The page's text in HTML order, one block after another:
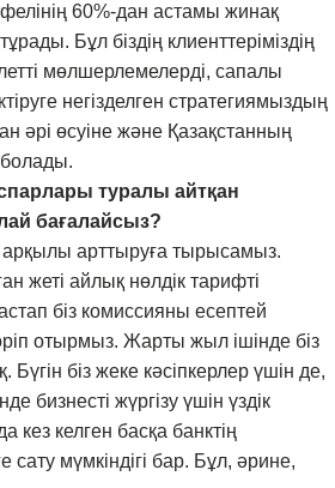
60%-дан астамы жинақ
Бұл біздің клиенттеріміздің
мөлшерлемелерді, сапалы
негізделген стратегиямыздың
әрі өсуіне және Қазақстанның
туралы айтқан
бағалайсыз?
арқылы арттыруға тырысамыз.
жеті айлық нөлдік тарифті
біз комиссияны есептей
отырмыз. Жарты жыл ішінде біз
біз жеке кәсіпкерлер үшін де,
бизнесті жүргізу үшін үздік
келген басқа банктің
мүмкіндігі бар. Бұл, әрине,